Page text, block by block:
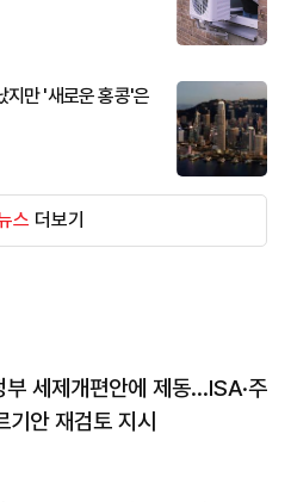
지만 '새로운 홍콩'은
스 더보기
세제개편안에 제동…ISA·주
기안 재검토 지시